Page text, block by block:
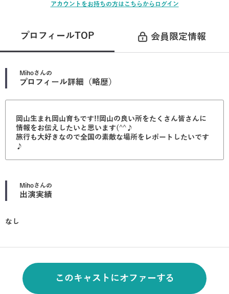
アカウントをお持ちの方はこちらからログイン
プロフィールTOP 会員限定情報
Mihoさんの
プロフィール詳細（略歴）
岡山生まれ岡山育ちです!!岡山の良い所をたくさん皆さんに
情報をお伝えしたいと思います(^^♪
旅行も大好きなので全国の素敵な場所をレポートしたいです
♪
Mihoさんの
出演実績
なし
このキャストにオファーする